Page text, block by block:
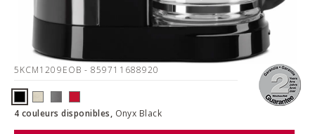
5KCM1209EOB - 859711688920
4 couleurs disponibles, Onyx Black